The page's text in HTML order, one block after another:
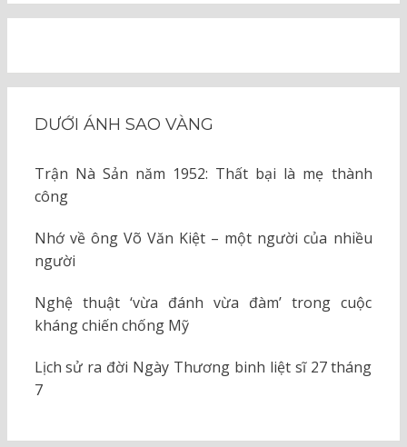
DƯỚI ÁNH SAO VÀNG
Trận Nà Sản năm 1952: Thất bại là mẹ thành
công
Nhớ về ông Võ Văn Kiệt – một người của nhiều
người
Nghệ thuật ‘vừa đánh vừa đàm’ trong cuộc
kháng chiến chống Mỹ
Lịch sử ra đời Ngày Thương binh liệt sĩ 27 tháng
7